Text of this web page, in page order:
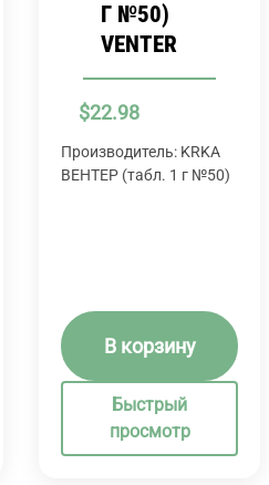
Г №50)
VENTER
$22.98
Производитель: KRKA
ВЕНТЕР (табл. 1 г №50)
В корзину
Быстрый
просмотр